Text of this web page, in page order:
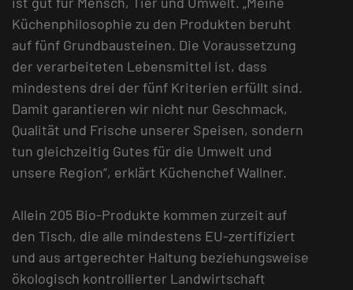
Küchenphilosophie zu den Produkten beruht
auf fünf Grundbausteinen. Die Voraussetzung
der verarbeiteten Lebensmittel ist, dass
mindestens drei der fünf Kriterien erfüllt sind.
Damit garantieren wir nicht nur Geschmack,
Qualität und Frische unserer Speisen, sondern
tun gleichzeitig Gutes für die Umwelt und
unsere Region“, erklärt Küchenchef Wallner.
Allein 205 Bio-Produkte kommen zurzeit auf
den Tisch, die alle mindestens EU-zertifiziert
und aus artgerechter Haltung beziehungsweise
ökologisch kontrollierter Landwirtschaft